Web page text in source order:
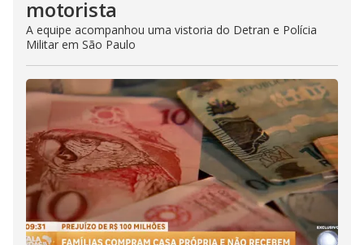
motorista
A equipe acompanhou uma vistoria do Detran e Polícia
Militar em São Paulo